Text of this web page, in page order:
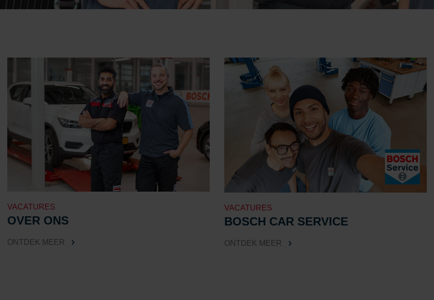
VACATURES
OVER ONS
ONTDEK MEER
VACATURES
BOSCH CAR SERVICE
ONTDEK MEER